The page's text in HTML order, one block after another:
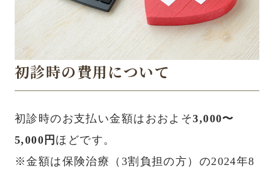
初診時の費用について
初診時のお支払い金額はおおよそ3,000〜
5,000円 ほどです。
※金額は保険治療（3割負担の方）の2024年8